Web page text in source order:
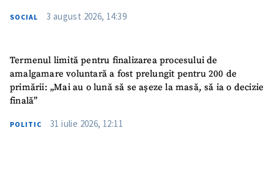
SOCIAL 3 august 2026, 14:39
Termenul limită pentru finalizarea procesului de
amalgamare voluntară a fost prelungit pentru 200 de
primării: „Mai au o lună să se așeze la masă, să ia o decizie
finală”
POLITIC 31 iulie 2026, 12:11